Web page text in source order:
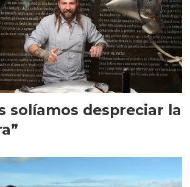
solíamos despreciar la